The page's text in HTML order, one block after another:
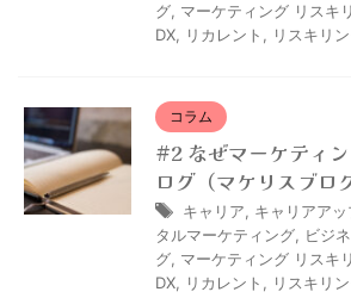
グ, マーケティング リスキ
DX, リカレント , リスキリ
コラム
#2 なぜマーケティ
ログ（マケリスブロ
キャリア, キャリアアッ
タルマーケティング, ビジ
グ, マーケティング リスキ
DX, リカレント , リスキリ